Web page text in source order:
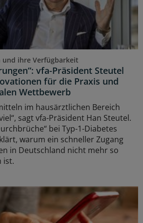
ihre Verfügbarkeit
vfa-Präsident Steutel
für die Praxis und
Wettbewerb
im hausärztlichen Bereich
sagt vfa-Präsident Han Steutel.
bei Typ-1-Diabetes
warum ein schneller Zugang
in Deutschland nicht mehr so
ist.